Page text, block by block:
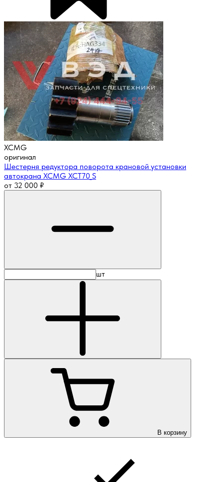
XCMG
оригинал
Шестерня редуктора поворота крановой установки
автокрана XCMG XCT70_S
от 32 000 ₽
шт
В корзину